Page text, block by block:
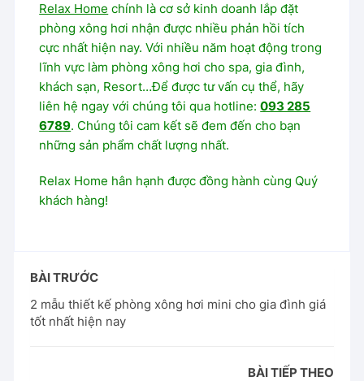
Relax Home chính là cơ sở kinh doanh lắp đặt
phòng xông hơi nhận được nhiều phản hồi tích
cực nhất hiện nay. Với nhiều năm hoạt động trong
lĩnh vực làm phòng xông hơi cho spa, gia đình,
khách sạn, Resort…Để được tư vấn cụ thể, hãy
liên hệ ngay với chúng tôi qua hotline:093 285
6789. Chúng tôi cam kết sẽ đem đến cho bạn
những sản phẩm chất lượng nhất.
Relax Home hân hạnh được đồng hành cùng Quý
khách hàng!
BÀI TRƯỚC
2 mẫu thiết kế phòng xông hơi mini cho gia đình giá
tốt nhất hiện nay
BÀI TIẾP THEO